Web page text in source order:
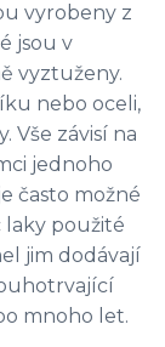
vyrobeny z
jsou v
vyztuženy.
nebo oceli,
Vše závisí na
jednoho
často možné
laky použité
jim dodávají
mnoho let.